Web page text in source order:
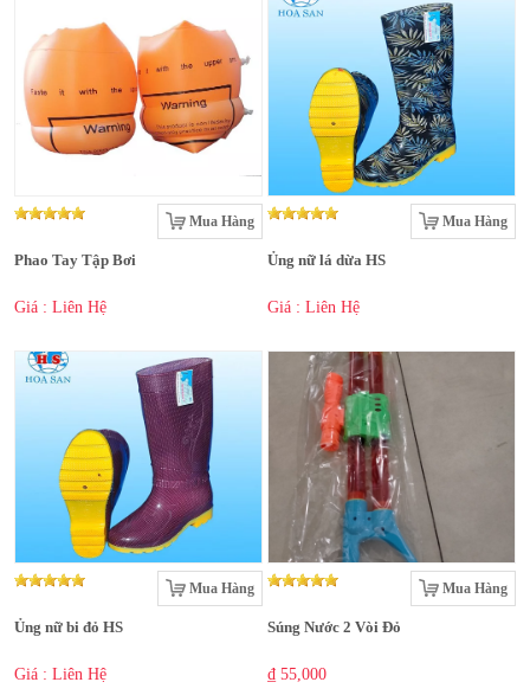
Mua Hàng
Phao Tay Tập Bơi
Giá : Liên Hệ
Mua Hàng
Ủng nữ lá dừa HS
Giá : Liên Hệ
Mua Hàng
Ủng nữ bi đỏ HS
Giá : Liên Hệ
Mua Hàng
Súng Nước 2 Vòi Đỏ
₫ 55,000